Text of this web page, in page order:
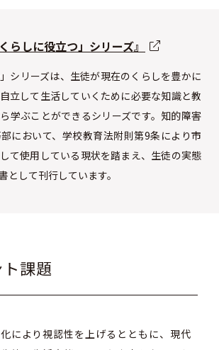
らしに役立つ」シリーズ』
」シリーズは、生徒が現在のくらしを豊かに
立して生活していくために必要な知識と教
学ぶことができるシリーズです。知的障害
において、学校教育法附則第9条により市
て使用している現状を踏まえ、生徒の実態
として刊行しています。
課題
により視認性を上げるとともに、現代